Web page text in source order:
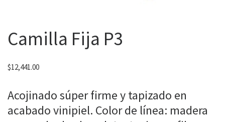
Camilla Fija P3
$12,441.00
Acojinado súper firme y tapizado en
acabado vinipiel. Color de línea: madera